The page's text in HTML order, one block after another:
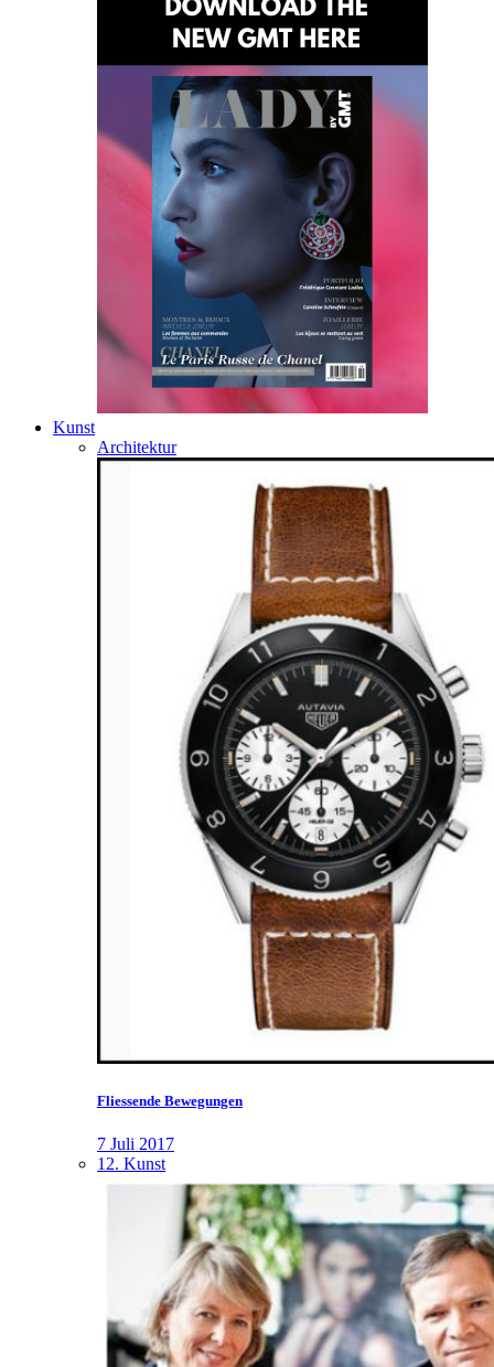
Kunst
Architektur
Fliessende Bewegungen
7 Juli 2017
12. Kunst